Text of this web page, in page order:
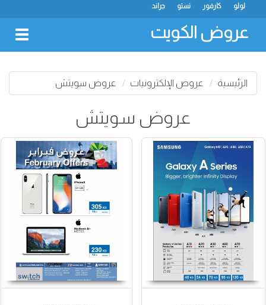
جراند نستو كارفور لولو
عروض الكويت
الرئيسية عروض الإلكترونيات عروض سويتش
عروض سويتش